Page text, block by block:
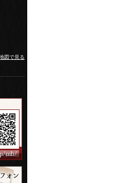
図で見る